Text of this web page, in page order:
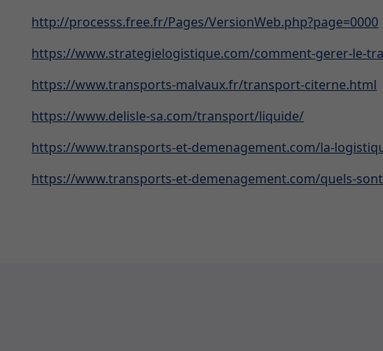
http://processs.free.fr/Pages/VersionWeb.php?page=0000
https://www.strategielogistique.com/comment-gerer-le-
https://www.transports-malvaux.fr/transport-citerne.html
https://www.delisle-sa.com/transport/liquide/
https://www.transports-et-demenagement.com/la-
https://www.transports-et-demenagement.com/quels-